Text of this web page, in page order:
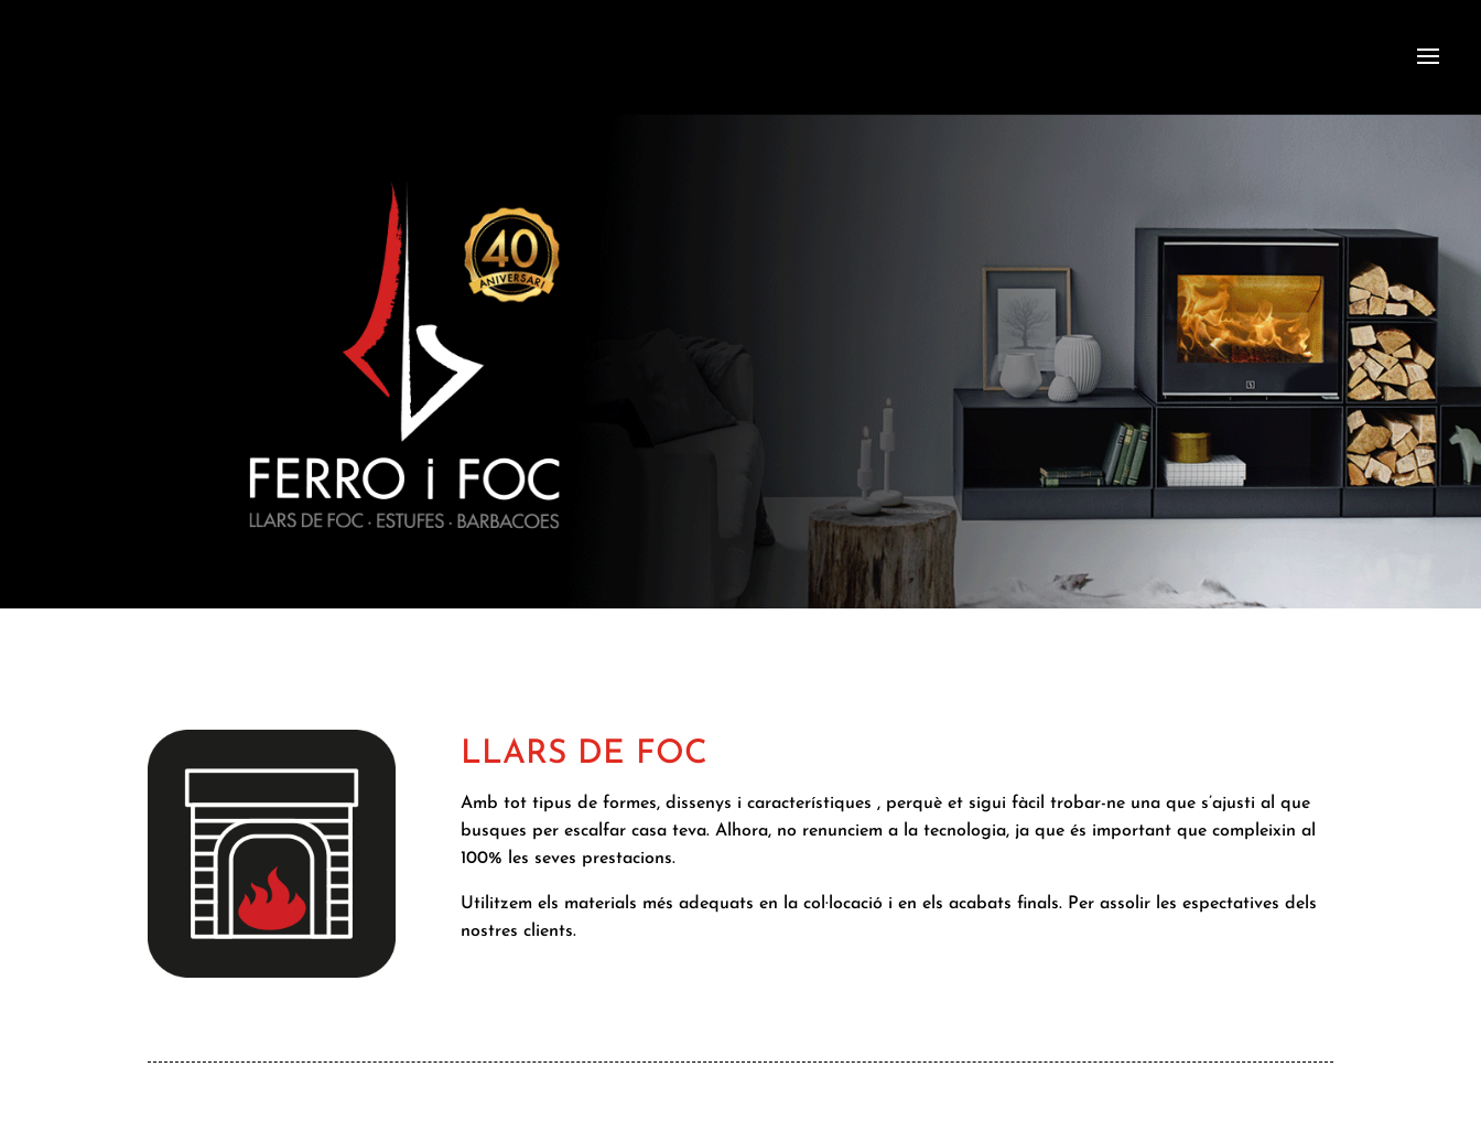
LLARS DE FOC
Amb tot tipus de formes, dissenys i característiques , perquè et sigui fàcil trobar-ne una que s’ajusti al que
busques per escalfar casa teva. Alhora, no renunciem a la tecnologia, ja que és important que compleixin al
100% les seves prestacions.
Utilitzem els materials més adequats en la col·locació i en els acabats finals. Per assolir les espectatives dels
nostres clients.